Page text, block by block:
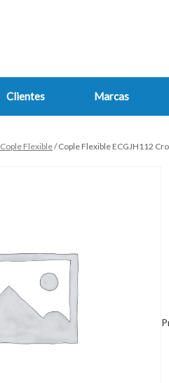
Clientes Marcas
Cople Flexible/ Cople Flexible ECGJH112